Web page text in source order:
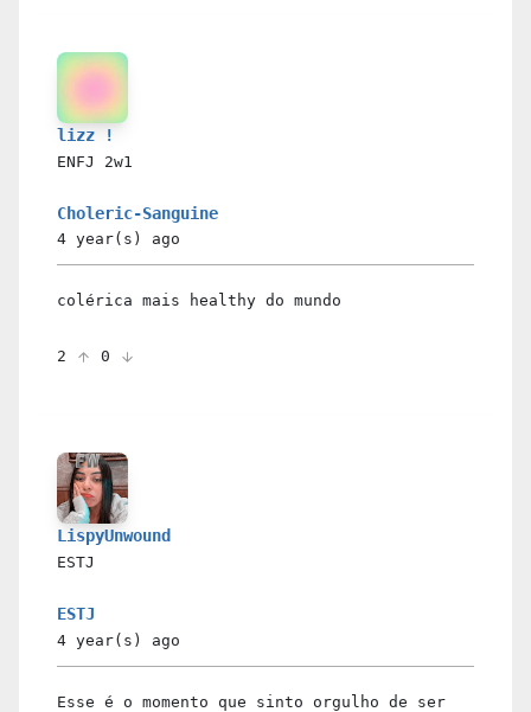
lizz !
ENFJ 2w1
Choleric-Sanguine
4 year(s) ago
colérica mais healthy do mundo
2 0
LispyUnwound
ESTJ
ESTJ
4 year(s) ago
Esse é o momento que sinto orgulho de ser